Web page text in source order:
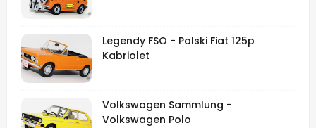
Legendy FSO - Polski Fiat 125p
Kabriolet
Volkswagen Sammlung -
Volkswagen Polo